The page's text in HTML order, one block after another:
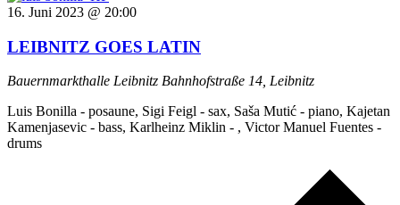
16. Juni 2023 @ 20:00
LEIBNITZ GOES LATIN
Bauernmarkthalle Leibnitz Bahnhofstraße 14, Leibnitz
Luis Bonilla - posaune, Sigi Feigl - sax, Saša Mutić - piano, Kajetan
Kamenjasevic - bass, Karlheinz Miklin - , Victor Manuel Fuentes -
drums